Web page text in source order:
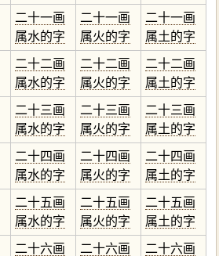
二十一画
属水的字
二十一画
属火的字
二十一画
属土的字
二十二画
属水的字
二十二画
属火的字
二十二画
属土的字
二十三画
属水的字
二十三画
属火的字
二十三画
属土的字
二十四画
属水的字
二十四画
属火的字
二十四画
属土的字
二十五画
属水的字
二十五画
属火的字
二十五画
属土的字
二十六画
二十六画
二十六画